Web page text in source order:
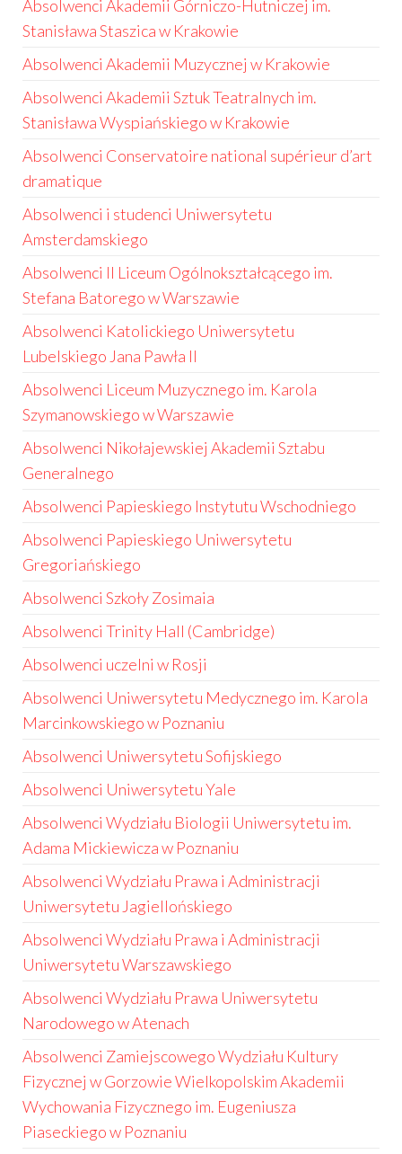
Absolwenci Akademii Górniczo-Hutniczej im.
Stanisława Staszica w Krakowie
Absolwenci Akademii Muzycznej w Krakowie
Absolwenci Akademii Sztuk Teatralnych im.
Stanisława Wyspiańskiego w Krakowie
Absolwenci Conservatoire national supérieur d’art
dramatique
Absolwenci i studenci Uniwersytetu
Amsterdamskiego
Absolwenci II Liceum Ogólnokształcącego im.
Stefana Batorego w Warszawie
Absolwenci Katolickiego Uniwersytetu
Lubelskiego Jana Pawła II
Absolwenci Liceum Muzycznego im. Karola
Szymanowskiego w Warszawie
Absolwenci Nikołajewskiej Akademii Sztabu
Generalnego
Absolwenci Papieskiego Instytutu Wschodniego
Absolwenci Papieskiego Uniwersytetu
Gregoriańskiego
Absolwenci Szkoły Zosimaia
Absolwenci Trinity Hall (Cambridge)
Absolwenci uczelni w Rosji
Absolwenci Uniwersytetu Medycznego im. Karola
Marcinkowskiego w Poznaniu
Absolwenci Uniwersytetu Sofijskiego
Absolwenci Uniwersytetu Yale
Absolwenci Wydziału Biologii Uniwersytetu im.
Adama Mickiewicza w Poznaniu
Absolwenci Wydziału Prawa i Administracji
Uniwersytetu Jagiellońskiego
Absolwenci Wydziału Prawa i Administracji
Uniwersytetu Warszawskiego
Absolwenci Wydziału Prawa Uniwersytetu
Narodowego w Atenach
Absolwenci Zamiejscowego Wydziału Kultury
Fizycznej w Gorzowie Wielkopolskim Akademii
Wychowania Fizycznego im. Eugeniusza
Piaseckiego w Poznaniu